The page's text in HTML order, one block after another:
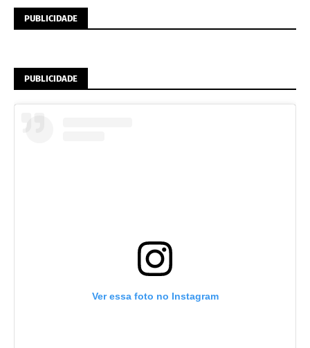
PUBLICIDADE
PUBLICIDADE
Ver essa foto no Instagram